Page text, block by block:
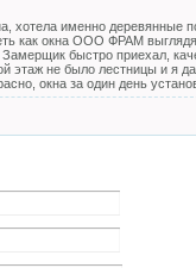
хотела именно
как окна ООО ФРАМ
быстро приехал,
этаж не было лестницы и я
окна за один день